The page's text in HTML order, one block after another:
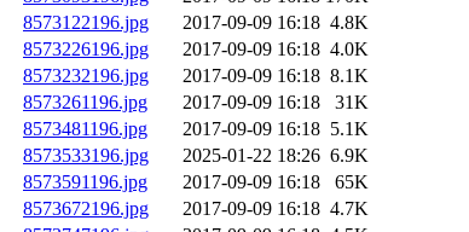
8573122196.jpg
2017-09-09 16:18 4.8K
8573226196.jpg
2017-09-09 16:18 4.0K
8573232196.jpg
2017-09-09 16:18 8.1K
8573261196.jpg
2017-09-09 16:18
31K
8573481196.jpg
2017-09-09 16:18 5.1K
8573533196.jpg
2025-01-22 18:26 6.9K
8573591196.jpg
2017-09-09 16:18
65K
8573672196.jpg
2017-09-09 16:18 4.7K